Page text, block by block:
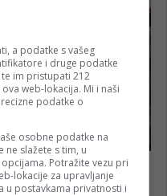
a podatke s vašeg
i druge podatke
im pristupati 212
web-lokacija. Mi i naši
podatke o
osobne podatke na
ne slažete s tim, u
Potražite vezu pri
lokacije za upravljanje
u postavkama privatnosti i